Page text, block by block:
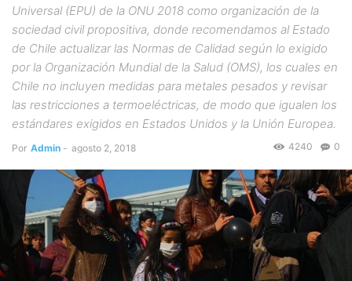
Universal (EPU) de la ONU 2018 como organización de la
sociedad civil propositiva, donde recomendamos al Estado
de Chile actualizar las Normas de Calidad según lo exigido
por la Organización Mundial de la Salud (OMS), los cuales en
Chile no incluyen medidas para metales pesados y revisar
las restricciones a termoeléctricas, de modo que igualen los
estándares exigidos en Estados Unidos y la Unión Europea.
Por Admin - agosto 2, 2018 0
4240